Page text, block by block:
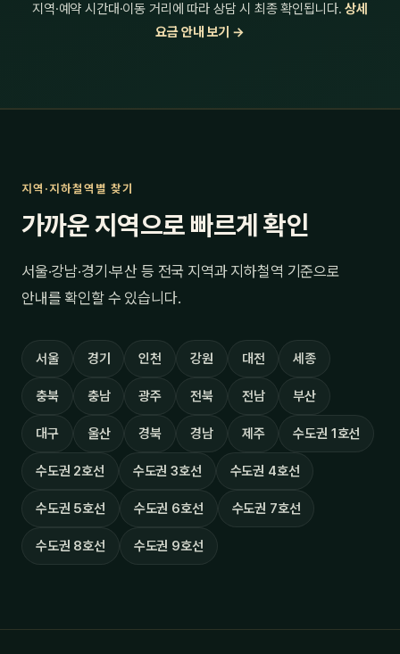
지역·예약 시간대·이동 거리에 따라 상담 시 최종 확인됩니다.상세
요금 안내 보기 →
지역·지하철역별 찾기
가까운 지역으로 빠르게 확인
서울·강남·경기·부산 등 전국 지역과 지하철역 기준으로
안내를 확인할 수 있습니다.
서울 경기 인천 강원 대전 세종
충북 충남 광주 전북 전남 부산
대구 울산 경북 경남 제주 수도권 1호선
수도권 2호선 수도권 3호선 수도권 4호선
수도권 5호선 수도권 6호선 수도권 7호선
수도권 8호선 수도권 9호선